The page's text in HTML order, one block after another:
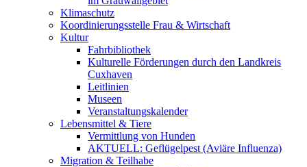
Klimaschutz
Koordinierungsstelle Frau & Wirtschaft
Kultur
Fahrbibliothek
Kulturelle Förderungen durch den Landkreis
Cuxhaven
Leitlinien
Museen
Veranstaltungskalender
Lebensmittel & Tiere
Vermittlung von Hunden
AKTUELL: Geflügelpest (Aviäre Influenza)
Migration & Teilhabe